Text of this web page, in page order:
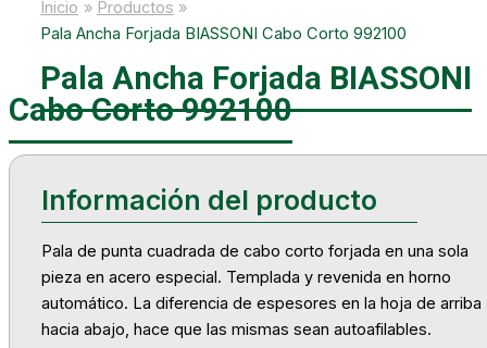
Inicio
Productos
Pala Ancha Forjada BIASSONI Cabo Corto 992100
Pala Ancha Forjada BIASSONI
Cabo Corto 992100
Pala de punta cuadrada de cabo corto forjada en una sola
pieza en acero especial. Templada y revenida en horno
automático. La diferencia de espesores en la hoja de arriba
hacia abajo, hace que las mismas sean autoafilables.